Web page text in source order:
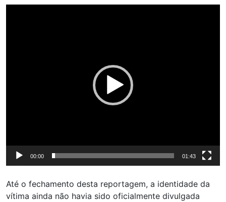
00:00 01:43
Até o fechamento desta reportagem, a identidade da
vítima ainda não havia sido oficialmente divulgada